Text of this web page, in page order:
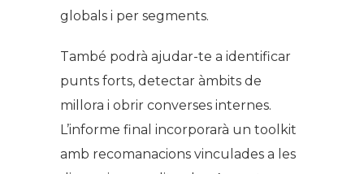
globals i per segments.
També podrà ajudar-te a identificar
punts forts, detectar àmbits de
millora i obrir converses internes.
L’informe final incorporarà un toolkit
amb recomanacions vinculades a les